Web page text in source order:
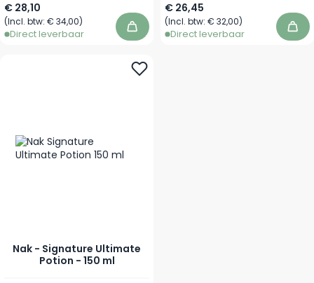
€ 28,10
(Incl. btw: € 34,00)
Direct leverbaar In winkelwagen
€ 26,45
(Incl. btw: € 32,00)
Direct leverbaar In
Nak - Signature Ultimate
Potion - 150 ml